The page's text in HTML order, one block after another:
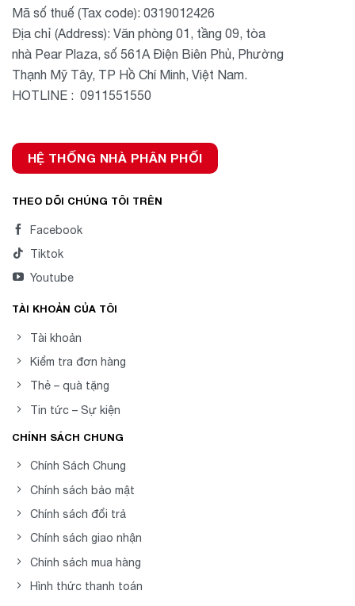
Mã số thuế (Tax code): 0319012426
Địa chỉ (Address): Văn phòng 01, tầng 09, tòa
nhà Pear Plaza, số 561A Điện Biên Phủ, Phường
Thạnh Mỹ Tây, TP Hồ Chí Minh, Việt Nam.
HOTLINE : 0911551550
HỆ THỐNG NHÀ PHÂN PHỐI
THEO DÕI CHÚNG TÔI TRÊN
Facebook
Tiktok
Youtube
TÀI KHOẢN CỦA TÔI
Tài khoản
Kiểm tra đơn hàng
Thẻ – quà tặng
Tin tức – Sự kiện
CHÍNH SÁCH CHUNG
Chính Sách Chung
Chính sách bảo mật
Chính sách đổi trả
Chính sách giao nhận
Chính sách mua hàng
Hình thức thanh toán